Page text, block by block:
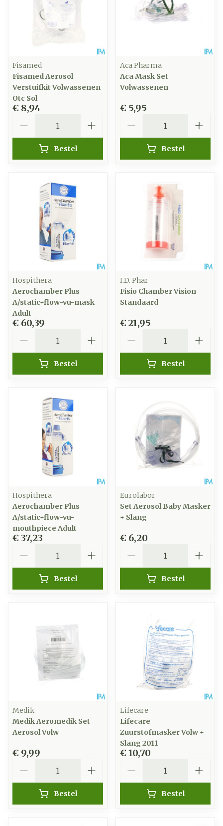
Fisamed
Fisamed Aerosol
Verstuifkit Volwassenen
Otc Sol
€ 8,94
Bestel
Aca Pharma
Aca Mask Set
Volwassenen
€ 5,95
Bestel
Hospithera
Aerochamber Plus
A/static+flow-vu-mask
Adult
€ 60,39
Bestel
I.D. Phar
Fisio Chamber Vision
Standaard
€ 21,95
Bestel
Hospithera
Aerochamber Plus
A/static+flow-vu-
mouthpiece Adult
€ 37,23
Bestel
Eurolabor
Set Aerosol Baby Masker
+ Slang
€ 6,20
Bestel
Medik
Medik Aeromedik Set
Aerosol Volw
€ 9,99
Bestel
Lifecare
Lifecare
Zuurstofmasker Volw +
Slang 2011
€ 10,70
Bestel